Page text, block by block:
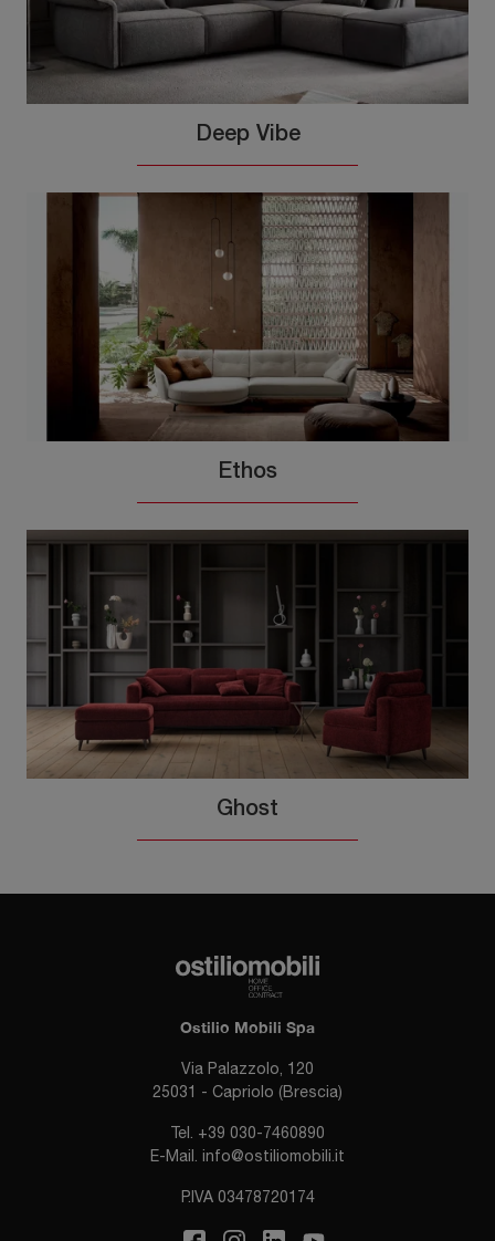
Deep Vibe
Ethos
Ghost
Ostilio Mobili Spa
Via Palazzolo, 120
25031 - Capriolo (Brescia)
Tel. +39 030-7460890
E-Mail. info@ostiliomobili.it
P.IVA 03478720174